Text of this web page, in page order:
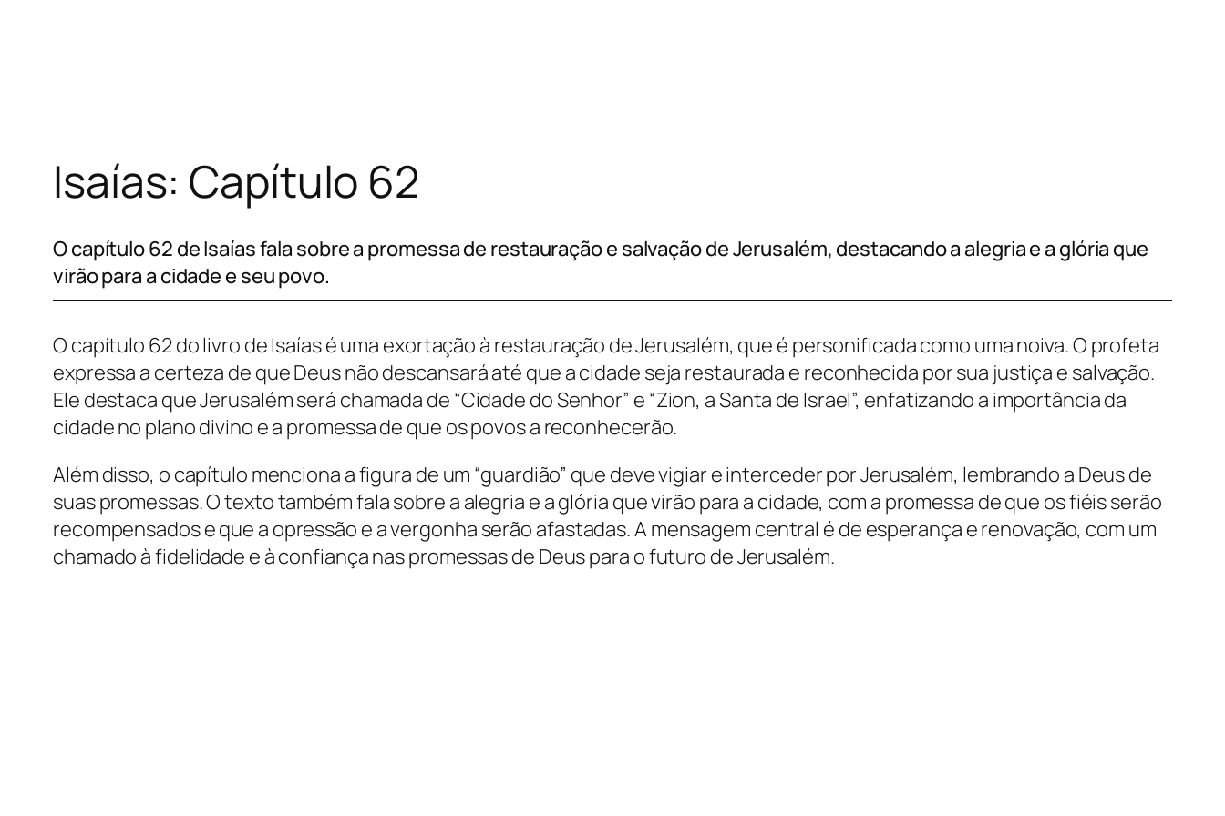
conteúdoIsaías: Capítulo 62
O capítulo 62 de Isaías fala sobre a promessa de restauração e salvação de Jerusalém, destacando a alegria e a glória que
virão para a cidade e seu povo.
O capítulo 62 do livro de Isaías é uma exortação à restauração de Jerusalém, que é personificada como uma noiva. O profeta
expressa a certeza de que Deus não descansará até que a cidade seja restaurada e reconhecida por sua justiça e salvação.
Ele destaca que Jerusalém será chamada de “Cidade do Senhor” e “Zion, a Santa de Israel”, enfatizando a importância da
cidade no plano divino e a promessa de que os povos a reconhecerão.
Além disso, o capítulo menciona a figura de um “guardião” que deve vigiar e interceder por Jerusalém, lembrando a Deus de
suas promessas. O texto também fala sobre a alegria e a glória que virão para a cidade, com a promessa de que os fiéis serão
recompensados e que a opressão e a vergonha serão afastadas. A mensagem central é de esperança e renovação, com um
chamado à fidelidade e à confiança nas promessas de Deus para o futuro de Jerusalém.